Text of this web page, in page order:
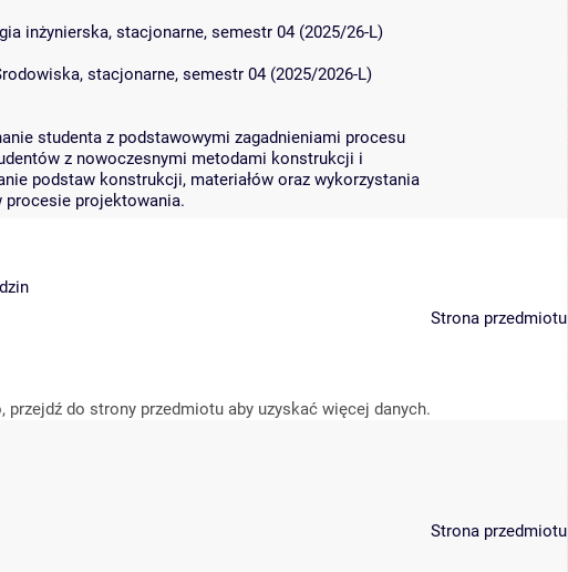
inżynierska, stacjonarne, semestr 04 (2025/26-L)
stacjonarne, semestr 04 (2025/2026-L)
studenta z podstawowymi zagadnieniami procesu
z nowoczesnymi metodami konstrukcji i
podstaw konstrukcji, materiałów oraz wykorzystania
procesie projektowania.
do strony przedmiotu aby uzyskać więcej danych.
Strona przedmiotu
Strona przedmiotu